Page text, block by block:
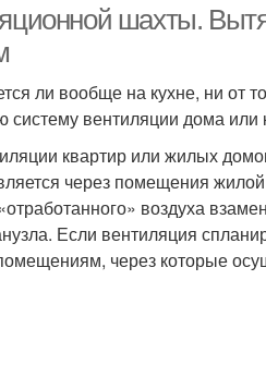
шахты.
ли вообще на кухне, ни от
вентиляции дома или
квартир или жилых
через помещения
воздуха
Если вентиляция
через которые